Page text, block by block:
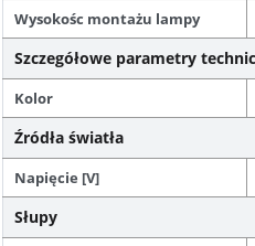
Wysokośc montażu lampy
Szczegółowe parametry
Kolor
Źródła światła
Napięcie [V]
Słupy